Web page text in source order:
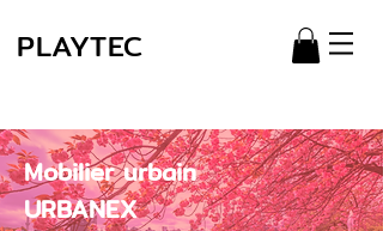
PLAYTEC
Mobilier urbain
URBANEX